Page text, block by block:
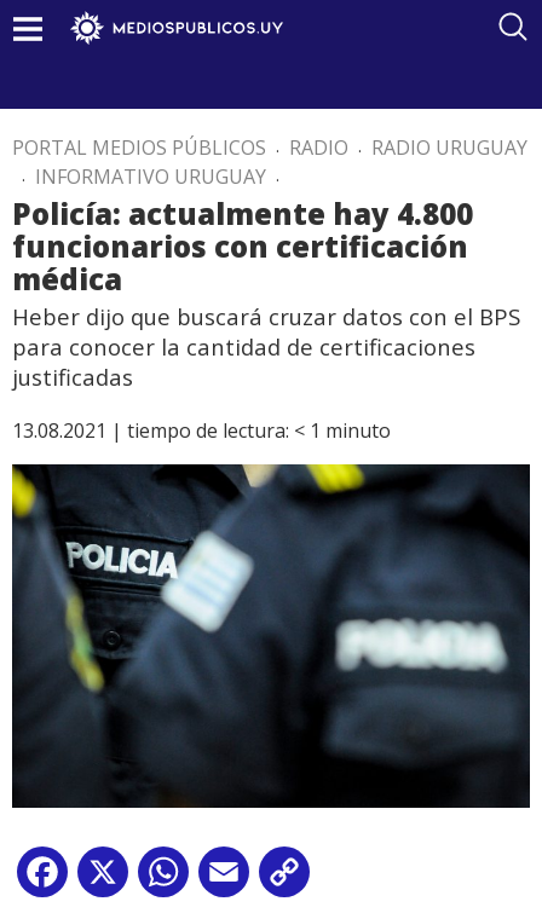
PORTAL MEDIOS PÚBLICOS . RADIO . RADIO URUGUAY
. INFORMATIVO URUGUAY .
Policía: actualmente hay 4.800
funcionarios con certificación
médica
Heber dijo que buscará cruzar datos con el BPS
para conocer la cantidad de certificaciones
justificadas
13.08.2021 | tiempo de lectura: < 1 minuto
Facebook
X WhatsApp
Email